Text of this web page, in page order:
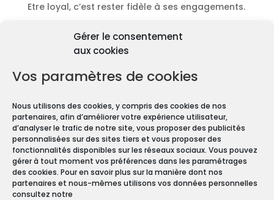
Gérer le consentement
aux cookies
Vos paramètres de cookies
Nous utilisons des cookies, y compris des cookies de nos
partenaires, afin d’améliorer votre expérience utilisateur,
d’analyser le trafic de notre site, vous proposer des publicités
personnalisées sur des sites tiers et vous proposer des
fonctionnalités disponibles sur les réseaux sociaux. Vous pouvez
gérer à tout moment vos préférences dans les paramétrages
des cookies. Pour en savoir plus sur la manière dont nos
partenaires et nous-mêmes utilisons vos données personnelles
consultez notre
Etre loyal, c’est rester fidèle à ses engagements.
Découvrir les diagnostics
Pourquoi les diagnostics
immobiliers sont
obligatoires ?
Carrez, les diagnostics immobiliers sont devenus
obligatoires pour toute transaction immobilière.
En effet, que vous vendiez ou louiez une maison
ou un appartement, vous devez constituer un
Dossier de Diagnostic Technique (DDT).